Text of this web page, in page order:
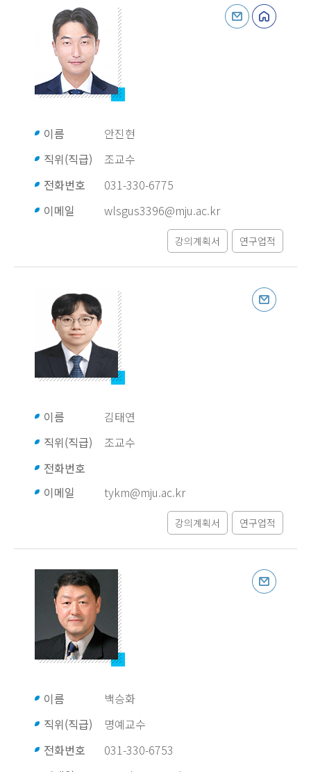
이름
안진현
직위(직급)
조교수
전화번호
031-330-6775
이메일
wlsgus3396@mju.ac.kr
강의계획서 연구업적
이름
김태연
직위(직급)
조교수
전화번호
이메일
tykm@mju.ac.kr
강의계획서 연구업적
이름
백승화
직위(직급)
명예교수
전화번호
031-330-6753